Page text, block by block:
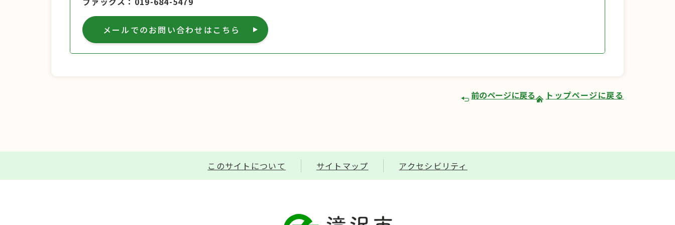
メールでのお問い合わせはこちら
前のページに戻る トップページに戻る
このサイトについて サイトマップ アクセシビリティ